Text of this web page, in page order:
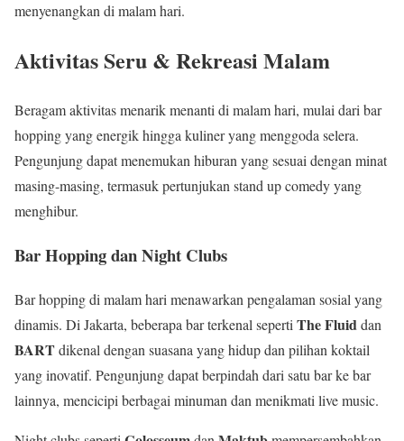
menyenangkan di malam hari.
Aktivitas Seru & Rekreasi Malam
Beragam aktivitas menarik menanti di malam hari, mulai dari bar
hopping yang energik hingga kuliner yang menggoda selera.
Pengunjung dapat menemukan hiburan yang sesuai dengan minat
masing-masing, termasuk pertunjukan stand up comedy yang
menghibur.
Bar Hopping dan Night Clubs
Bar hopping di malam hari menawarkan pengalaman sosial yang
dinamis. Di Jakarta, beberapa bar terkenal seperti The Fluiddan
BARTdikenal dengan suasana yang hidup dan pilihan koktail
yang inovatif. Pengunjung dapat berpindah dari satu bar ke bar
lainnya, mencicipi berbagai minuman dan menikmati live music.